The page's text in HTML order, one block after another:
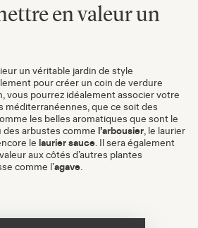
en valeur un
un véritable jardin de style
pour créer un coin de verdure
vous pourrez idéalement associer votre
méditerranéennes, que ce soit des
les belles aromatiques que sont le
des arbustes comme l’arbousier , le laurier
le laurier sauce . Il sera également
aux côtés d’autres plantes
comme l’agave